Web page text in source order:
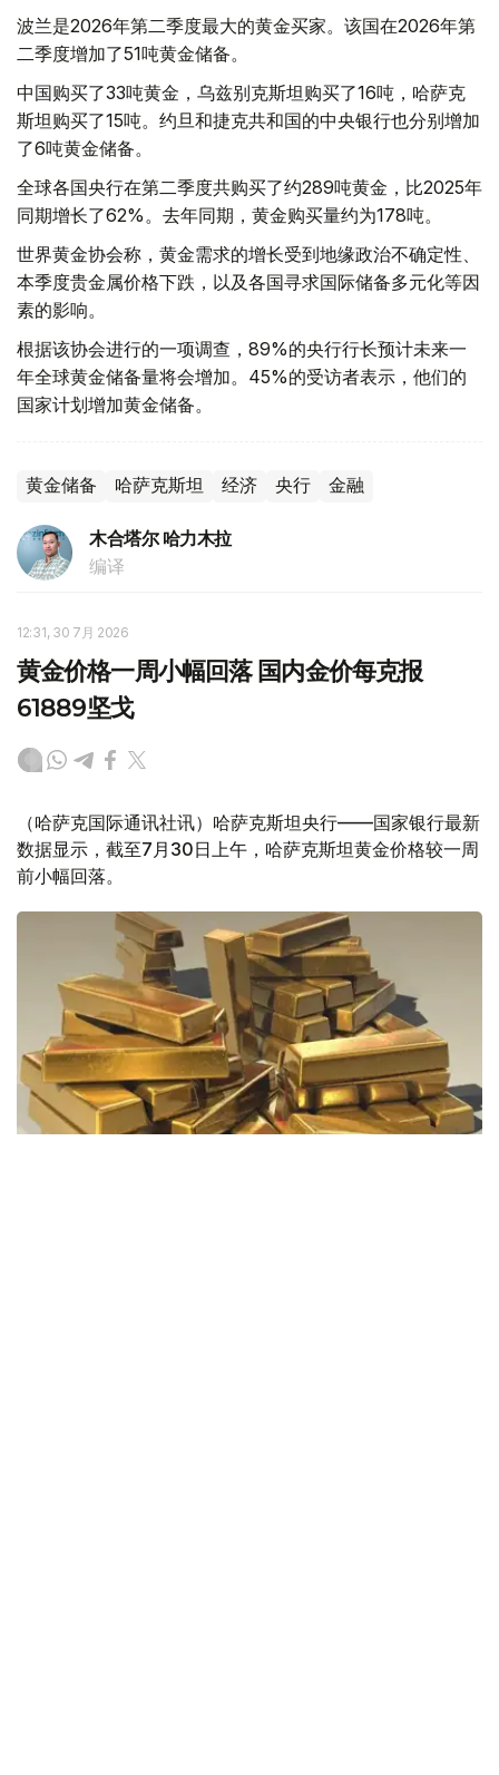
波兰是2026年第二季度最大的黄金买家。该国在2026年第
二季度增加了51吨黄金储备。
中国购买了33吨黄金，乌兹别克斯坦购买了16吨，哈萨克
斯坦购买了15吨。约旦和捷克共和国的中央银行也分别增加
了6吨黄金储备。
全球各国央行在第二季度共购买了约289吨黄金，比2025年
同期增长了62%。去年同期，黄金购买量约为178吨。
世界黄金协会称，黄金需求的增长受到地缘政治不确定性、
本季度贵金属价格下跌，以及各国寻求国际储备多元化等因
素的影响。
根据该协会进行的一项调查，89%的央行行长预计未来一
年全球黄金储备量将会增加。45%的受访者表示，他们的
国家计划增加黄金储备。
黄金储备 哈萨克斯坦 经济 央行 金融
木合塔尔 哈力木拉
编译
12:31, 30 7月 2026
黄金价格一周小幅回落 国内金价每克报
61889坚戈
（哈萨克国际通讯社讯）哈萨克斯坦央行——国家银行最新
数据显示，截至7月30日上午，哈萨克斯坦黄金价格较一周
前小幅回落。